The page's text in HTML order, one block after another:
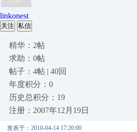
linkonest
关注 私信
精华：2帖
求助：0帖
帖子：4帖 | 40回
年度积分：0
历史总积分：19
注册：2007年12月19日
发表于：2010-04-14 17:20:00